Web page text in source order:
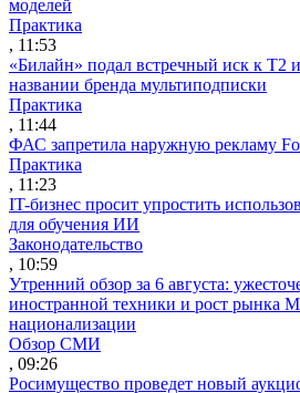
моделей
Практика
, 11:53
«Билайн» подал встречный иск к Т2
названии бренда мультиподписки
Практика
, 11:44
ФАС запретила наружную рекламу
Практика
, 11:23
IT-бизнес просит упростить
для обучения ИИ
Законодательство
, 10:59
Утренний обзор за 6 августа:
иностранной техники и рост рынка
национализации
Обзор СМИ
, 09:26
Росимущество проведет новый